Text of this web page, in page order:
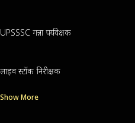
UPSSSC गन्ना पर्यवेक्षक
लाइव स्टॉक निरीक्षक
Show More